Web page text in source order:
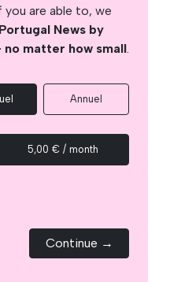
are able to, we
News by
matter how small.
Annuel
5,00 € / month
Continue →